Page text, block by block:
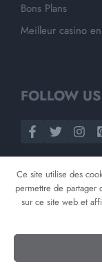
Bons Plans
Meilleur casino
FOLLOW US
©2026
Ce site utilise des
permettre de partager
sur ce site web et